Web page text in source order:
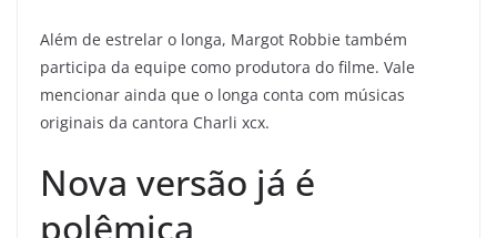
Além de estrelar o longa, Margot Robbie também
participa da equipe como produtora do filme. Vale
mencionar ainda que o longa conta com músicas
originais da cantora Charli xcx.
Nova versão já é
polêmica